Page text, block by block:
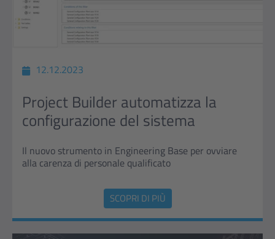
12.12.2023
Project Builder automatizza la
configurazione del sistema
Il nuovo strumento in Engineering Base per ovviare
alla carenza di personale qualificato
SCOPRI DI PIÙ